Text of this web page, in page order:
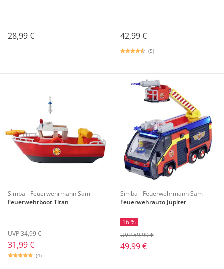
28,99 € 42,99 €
(5)
Simba - Feuerwehrmann Sam
Feuerwehrboot Titan
31,99 €
UVP 34,99 €
(4)
Simba - Feuerwehrmann Sam
Feuerwehrauto Jupiter
16 %
49,99 €
UVP 59,99 €